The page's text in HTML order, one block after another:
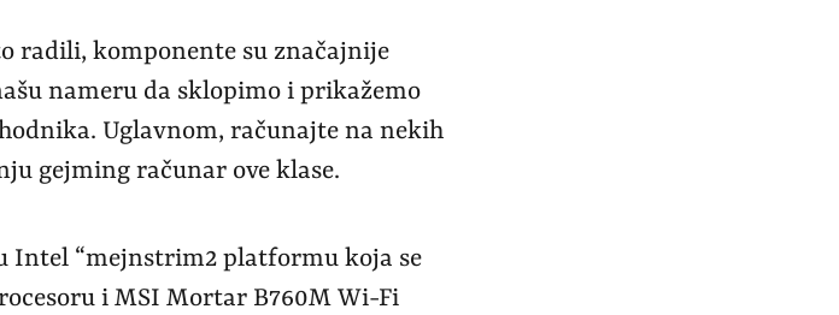
radili, komponente su značajnije
nameru da sklopimo i prikažemo
Uglavnom, računajte na nekih
gejming računar ove klase.
Intel “mejnstrim2 platformu koja se
i MSI Mortar B760M Wi-Fi